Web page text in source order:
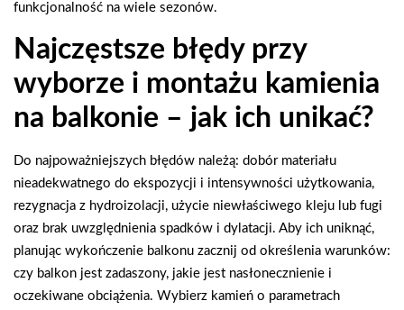
funkcjonalność na wiele sezonów.
Najczęstsze błędy przy
wyborze i montażu kamienia
na balkonie – jak ich unikać?
Do najpoważniejszych błędów należą: dobór materiału
nieadekwatnego do ekspozycji i intensywności użytkowania,
rezygnacja z hydroizolacji, użycie niewłaściwego kleju lub fugi
oraz brak uwzględnienia spadków i dylatacji. Aby ich uniknąć,
planując wykończenie balkonu zacznij od określenia warunków:
czy balkon jest zadaszony, jakie jest nasłonecznienie i
oczekiwane obciążenia. Wybierz kamień o parametrach